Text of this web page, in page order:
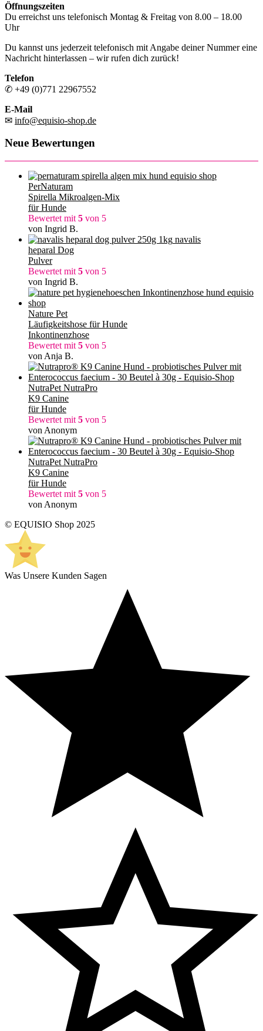
Öffnungszeiten
Du erreichst uns telefonisch Montag & Freitag von 8.00 – 18.00
Uhr
Du kannst uns jederzeit telefonisch mit Angabe deiner Nummer eine
Nachricht hinterlassen – wir rufen dich zurück!
Telefon
✆ +49 (0)771 22967552
E-Mail
✉ info@equisio-shop.de
Neue Bewertungen
PerNaturam
Spirella Mikroalgen-Mix
für Hunde
Bewertet mit 5 von 5
von Ingrid B.
navalis
heparal Dog
Pulver
Bewertet mit 5 von 5
von Ingrid B.
Nature Pet
Läufigkeitshose für Hunde
Inkontinenzhose
Bewertet mit 5 von 5
von Anja B.
NutraPet NutraPro
K9 Canine
für Hunde
Bewertet mit 5 von 5
von Anonym
NutraPet NutraPro
K9 Canine
für Hunde
Bewertet mit 5 von 5
von Anonym
© EQUISIO Shop 2025
Was Unsere Kunden Sagen